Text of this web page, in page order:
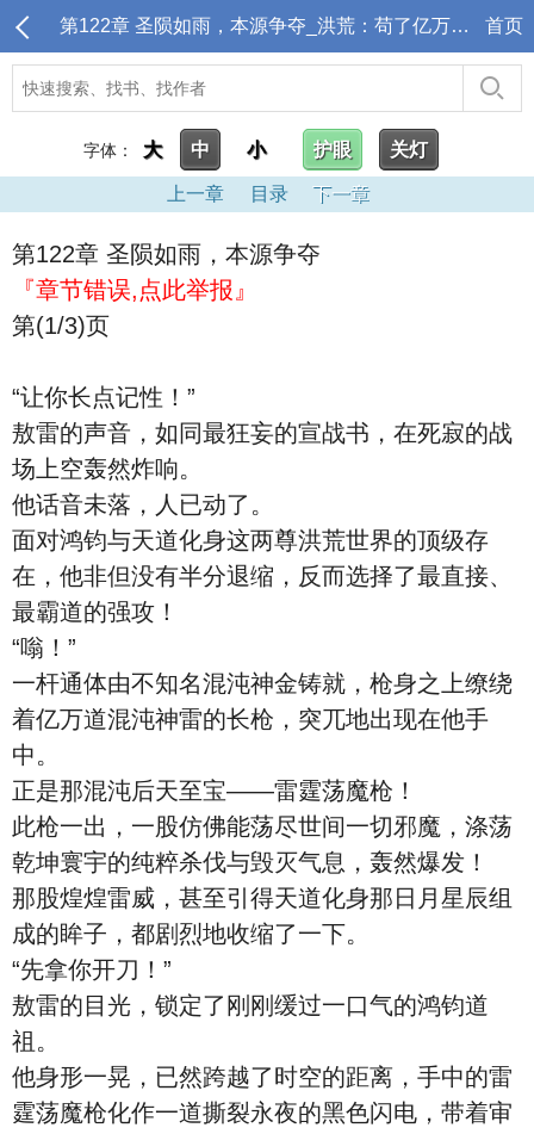
第122章 圣陨如雨，本源争夺_洪荒：苟了亿万年，封神点名清算 首页
字体： 大 中 小 护眼 关灯
上一章 目录 下一章
第122章 圣陨如雨，本源争夺
『章节错误,点此举报』
第(1/3)页
“让你长点记性！”
敖雷的声音，如同最狂妄的宣战书，在死寂的战
场上空轰然炸响。
他话音未落，人已动了。
面对鸿钧与天道化身这两尊洪荒世界的顶级存
在，他非但没有半分退缩，反而选择了最直接、
最霸道的强攻！
“嗡！”
一杆通体由不知名混沌神金铸就，枪身之上缭绕
着亿万道混沌神雷的长枪，突兀地出现在他手
中。
正是那混沌后天至宝——雷霆荡魔枪！
此枪一出，一股仿佛能荡尽世间一切邪魔，涤荡
乾坤寰宇的纯粹杀伐与毁灭气息，轰然爆发！
那股煌煌雷威，甚至引得天道化身那日月星辰组
成的眸子，都剧烈地收缩了一下。
“先拿你开刀！”
敖雷的目光，锁定了刚刚缓过一口气的鸿钧道
祖。
他身形一晃，已然跨越了时空的距离，手中的雷
霆荡魔枪化作一道撕裂永夜的黑色闪电，带着审